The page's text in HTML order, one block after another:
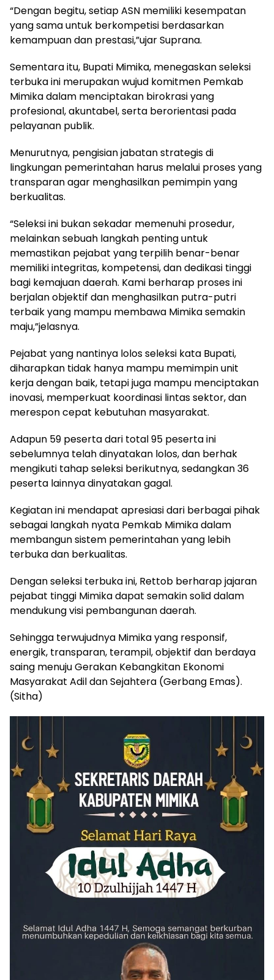
“Dengan begitu, setiap ASN memiliki kesempatan
yang sama untuk berkompetisi berdasarkan
kemampuan dan prestasi,”ujar Suprana.
Sementara itu, Bupati Mimika, menegaskan seleksi
terbuka ini merupakan wujud komitmen Pemkab
Mimika dalam menciptakan birokrasi yang
profesional, akuntabel, serta berorientasi pada
pelayanan publik.
Menurutnya, pengisian jabatan strategis di
lingkungan pemerintahan harus melalui proses yang
transparan agar menghasilkan pemimpin yang
berkualitas.
“Seleksi ini bukan sekadar memenuhi prosedur,
melainkan sebuah langkah penting untuk
memastikan pejabat yang terpilih benar-benar
memiliki integritas, kompetensi, dan dedikasi tinggi
bagi kemajuan daerah. Kami berharap proses ini
berjalan objektif dan menghasilkan putra-putri
terbaik yang mampu membawa Mimika semakin
maju,”jelasnya.
Pejabat yang nantinya lolos seleksi kata Bupati,
diharapkan tidak hanya mampu memimpin unit
kerja dengan baik, tetapi juga mampu menciptakan
inovasi, memperkuat koordinasi lintas sektor, dan
merespon cepat kebutuhan masyarakat.
Adapun 59 peserta dari total 95 peserta ini
sebelumnya telah dinyatakan lolos, dan berhak
mengikuti tahap seleksi berikutnya, sedangkan 36
peserta lainnya dinyatakan gagal.
Kegiatan ini mendapat apresiasi dari berbagai pihak
sebagai langkah nyata Pemkab Mimika dalam
membangun sistem pemerintahan yang lebih
terbuka dan berkualitas.
Dengan seleksi terbuka ini, Rettob berharap jajaran
pejabat tinggi Mimika dapat semakin solid dalam
mendukung visi pembangunan daerah.
Sehingga terwujudnya Mimika yang responsif,
energik, transparan, terampil, objektif dan berdaya
saing menuju Gerakan Kebangkitan Ekonomi
Masyarakat Adil dan Sejahtera (Gerbang Emas).
(Sitha)